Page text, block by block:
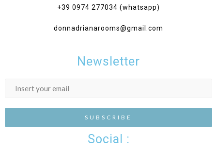
+39 0974 277034 (whatsapp)
donnadrianarooms@gmail.com
Newsletter
Social :